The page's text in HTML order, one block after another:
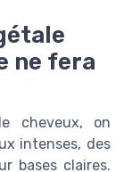
ne fera
cheveux, on
intenses, des
bases claires.